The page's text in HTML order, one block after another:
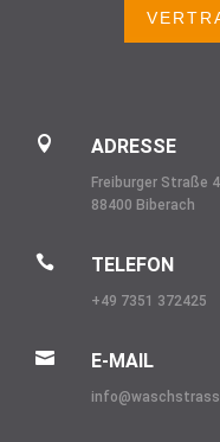
 ADRESSE
Freiburger Straße
88400 Biberach
 TELEFON
+49 7351 372425
 E-MAIL
info@